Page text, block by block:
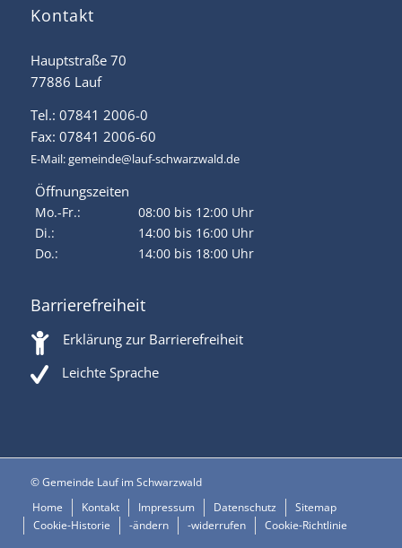
Kontakt
Hauptstraße 70
77886 Lauf
Tel.: 07841 2006-0
Fax: 07841 2006-60
E-Mail:gemeinde@lauf-schwarzwald.de
Öffnungszeiten
Mo.-Fr.:
08:00 bis 12:00 Uhr
Di.:
14:00 bis 16:00 Uhr
Do.:
14:00 bis 18:00 Uhr
Barrierefreiheit
Erklärung zur Barrierefreiheit
Leichte Sprache
© Gemeinde Lauf im Schwarzwald
Home
Kontakt Impressum Datenschutz
Sitemap
Cookie-Historie
-ändern -widerrufen Cookie-Richtlinie